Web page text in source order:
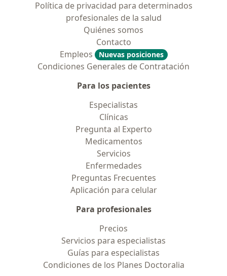
Política de privacidad para determinados
profesionales de la salud
Quiénes somos
Contacto
Empleos
Nuevas posiciones
Condiciones Generales de Contratación
Para los pacientes
Especialistas
Clínicas
Pregunta al Experto
Medicamentos
Servicios
Enfermedades
Preguntas Frecuentes
Aplicación para celular
Para profesionales
Precios
Servicios para especialistas
Guías para especialistas
Condiciones de los Planes Doctoralia